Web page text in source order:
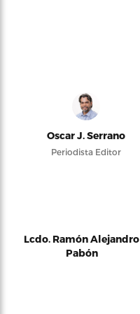
Oscar J. Serrano
Periodista Editor
Lcdo. Ramón Alejandro
Pabón